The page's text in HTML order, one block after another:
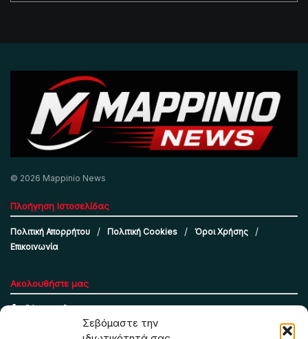
Σεβόμαστε την
© 2026 Mappinio News
Πλοήγηση Ιστοσελίδας
Πολιτική Απορρήτου Πολιτική Cookies
Όροι Χρήσης
Επικοινωνία
Ακολουθήστε μας